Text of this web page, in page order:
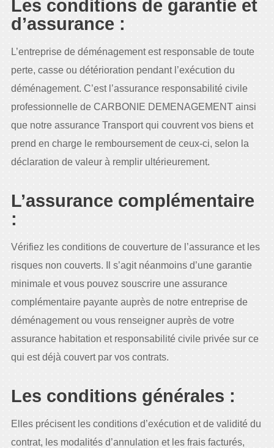
Les conditions de garantie et
d’assurance :
L’entreprise de déménagement est responsable de toute
perte, casse ou détérioration pendant l’exécution du
déménagement. C’est l’assurance responsabilité civile
professionnelle de CARBONIE DEMENAGEMENT ainsi
que notre assurance Transport qui couvrent vos biens et
prend en charge le remboursement de ceux-ci, selon la
déclaration de valeur à remplir ultérieurement.
L’assurance complémentaire
:
Vérifiez les conditions de couverture de l’assurance et les
risques non couverts. Il s’agit néanmoins d’une garantie
minimale et vous pouvez souscrire une assurance
complémentaire payante auprès de notre entreprise de
déménagement ou vous renseigner auprès de votre
assurance habitation et responsabilité civile privée sur ce
qui est déjà couvert par vos contrats.
Les conditions générales :
Elles précisent les conditions d’exécution et de validité du
contrat, les modalités d’annulation et les frais facturés,